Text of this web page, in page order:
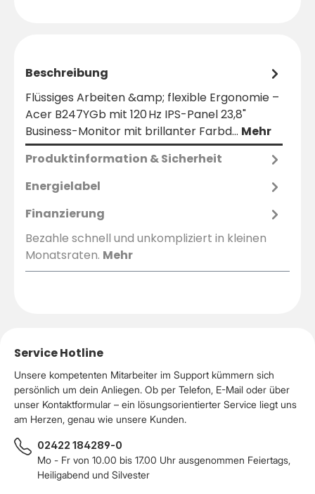
Beschreibung
Flüssiges Arbeiten &amp; flexible Ergonomie –
Acer B247YGb mit 120 Hz IPS-Panel 23,8"
Business-Monitor mit brillanter Farbd… Mehr
Produktinformation & Sicherheit
Energielabel
Finanzierung
Bezahle schnell und unkompliziert in kleinen
Monatsraten. Mehr
Service Hotline
Unsere kompetenten Mitarbeiter im Support kümmern sich
persönlich um dein Anliegen. Ob per Telefon, E-Mail oder über
unser Kontaktformular – ein lösungsorientierter Service liegt uns
am Herzen, genau wie unsere Kunden.
02422 184289-0
Mo - Fr von 10.00 bis 17.00 Uhr ausgenommen Feiertags,
Heiligabend und Silvester